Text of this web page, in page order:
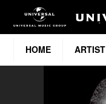
HOME ARTIST